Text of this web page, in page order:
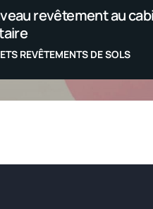
revêtement au
REVÊTEMENTS DE SOLS